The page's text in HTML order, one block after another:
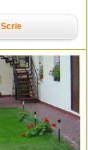
Scrie